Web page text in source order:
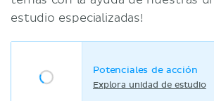
estudio especializadas!
Potenciales de acción
Explora unidad de estudio